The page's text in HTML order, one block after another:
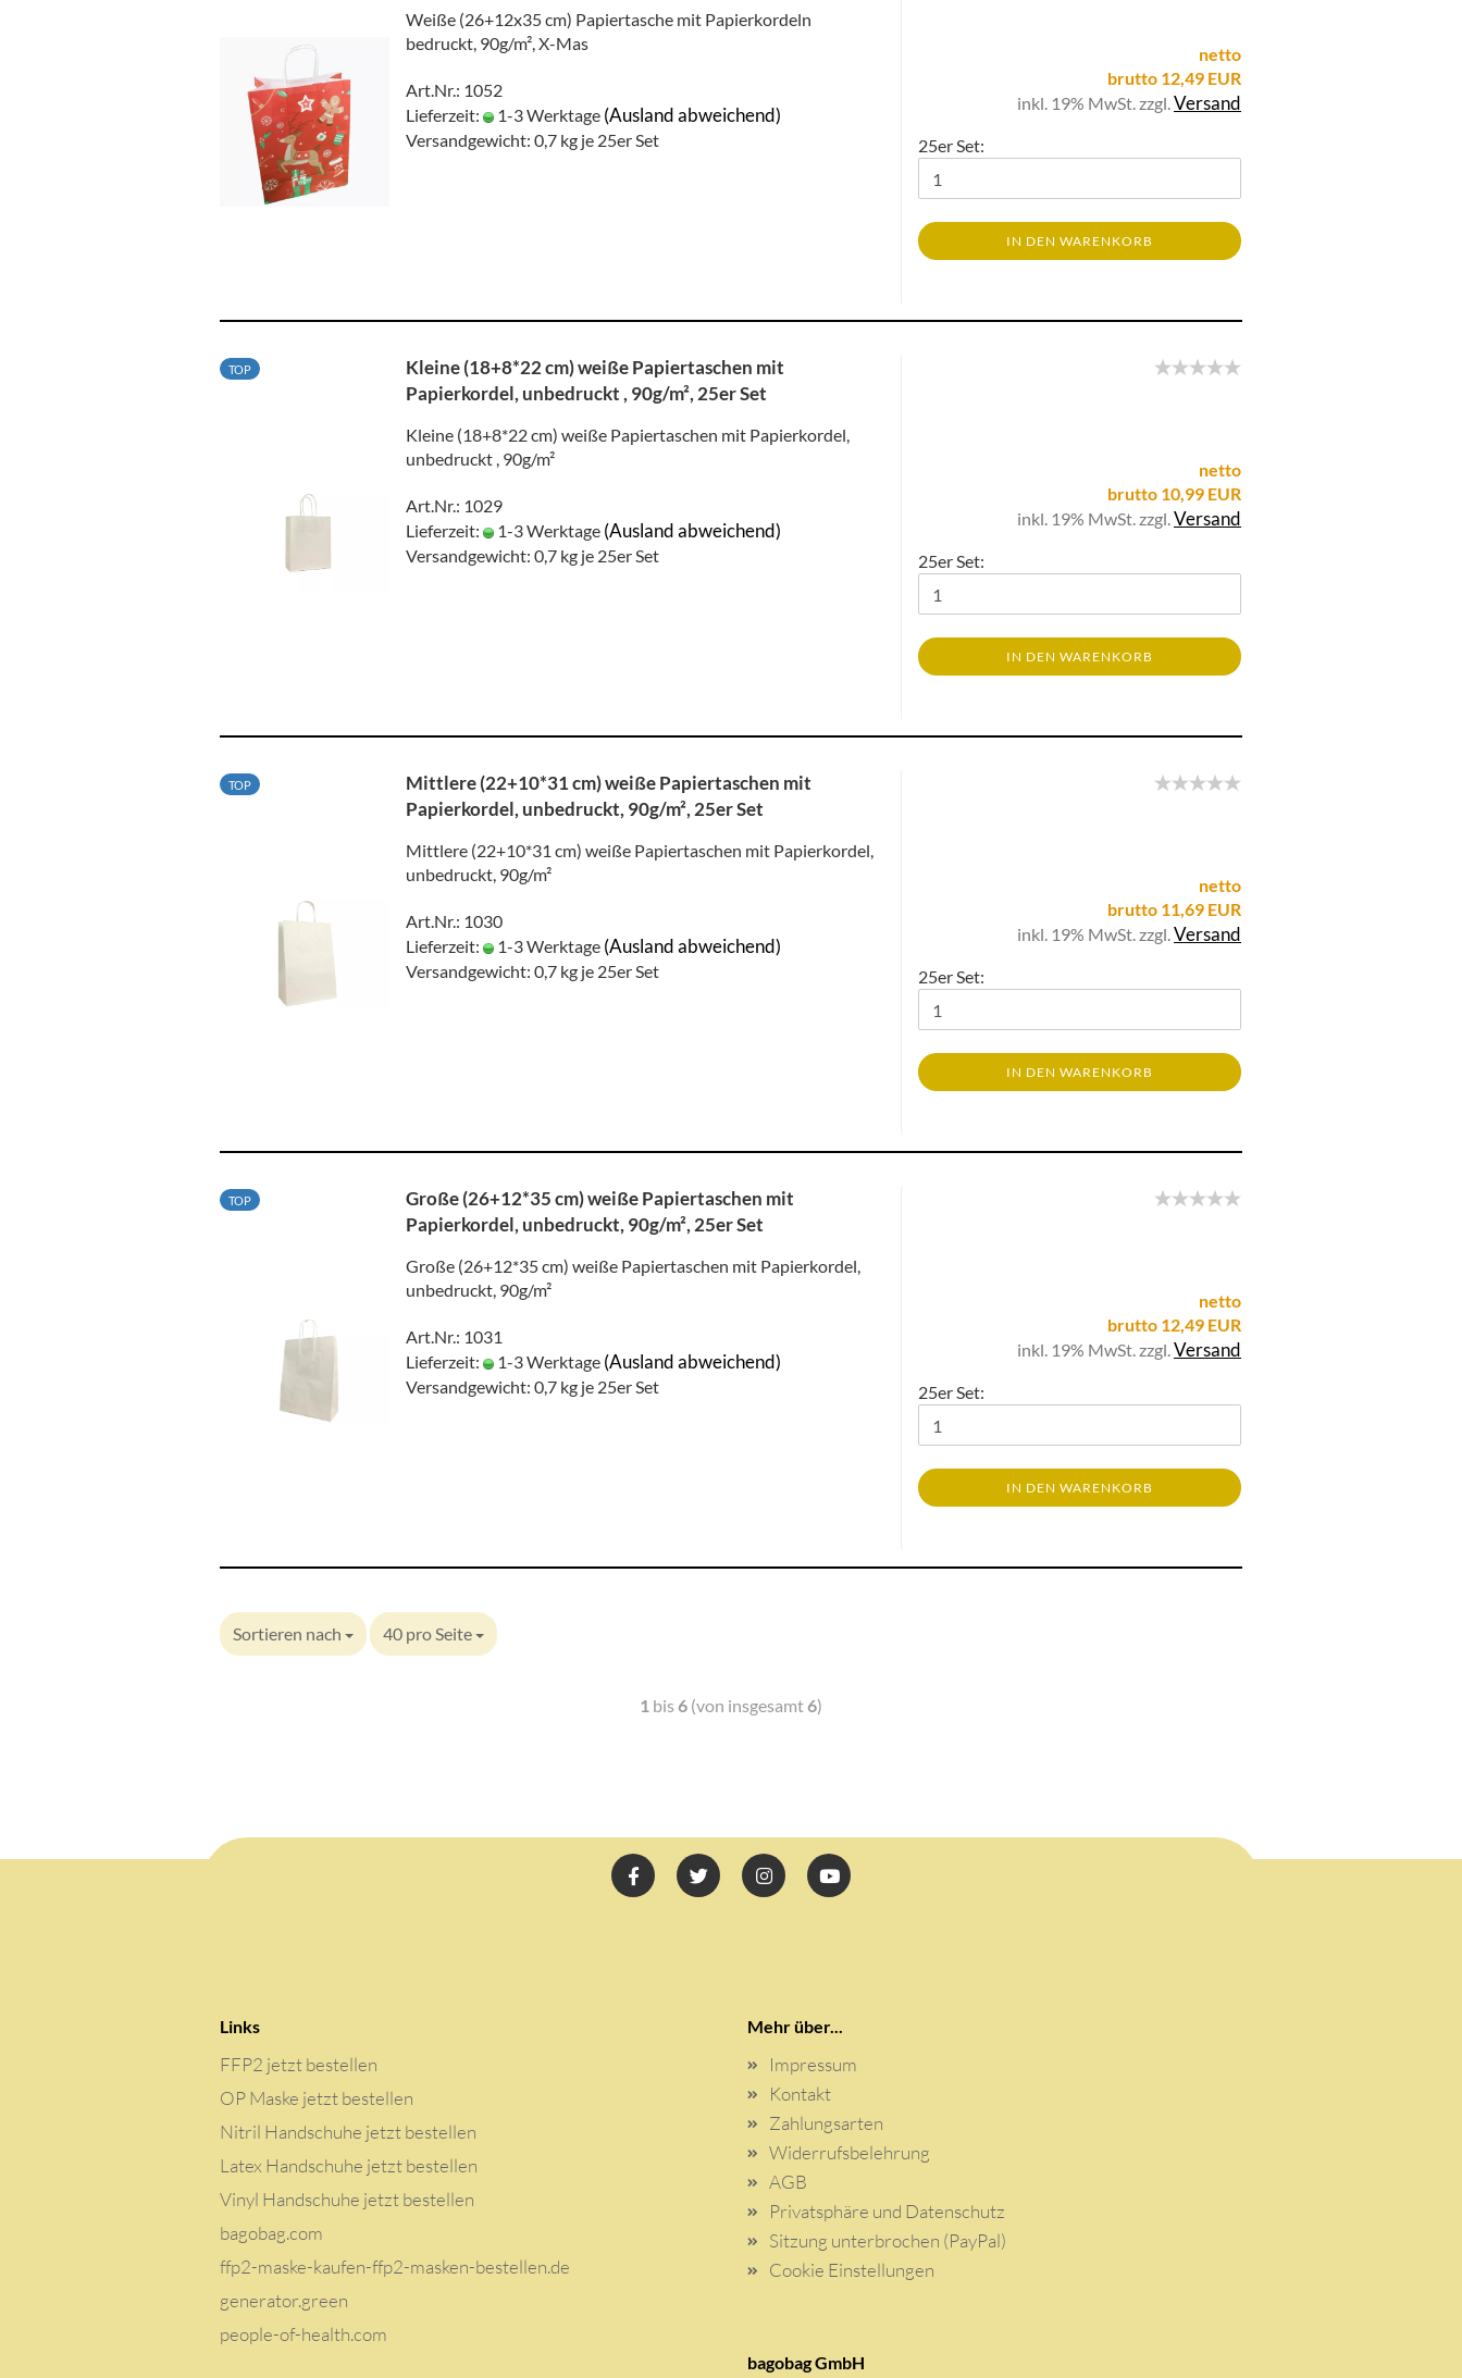
Weiße (26+12x35 cm) Papiertasche mit Papierkordeln
bedruckt, 90g/m², X-Mas
Art.Nr.: 1052
Lieferzeit:
1-3 Werktage (Ausland abweichend)
Versandgewicht: 0,7 kg je 25er Set
netto
brutto 12,49 EUR
inkl. 19% MwSt. zzgl.Versand
25er Set:
IN DEN WARENKORB
TOP
Kleine (18+8*22 cm) weiße Papiertaschen mit
Papierkordel, unbedruckt , 90g/m², 25er Set
Kleine (18+8*22 cm) weiße Papiertaschen mit Papierkordel,
unbedruckt , 90g/m²
Art.Nr.: 1029
Lieferzeit:
1-3 Werktage (Ausland abweichend)
Versandgewicht: 0,7 kg je 25er Set
netto
brutto 10,99 EUR
inkl. 19% MwSt. zzgl.Versand
25er Set:
IN DEN WARENKORB
TOP
Mittlere (22+10*31 cm) weiße Papiertaschen mit
Papierkordel, unbedruckt, 90g/m², 25er Set
Mittlere (22+10*31 cm) weiße Papiertaschen mit Papierkordel,
unbedruckt, 90g/m²
Art.Nr.: 1030
Lieferzeit:
1-3 Werktage (Ausland abweichend)
Versandgewicht: 0,7 kg je 25er Set
netto
brutto 11,69 EUR
inkl. 19% MwSt. zzgl.Versand
25er Set:
IN DEN WARENKORB
TOP
Große (26+12*35 cm) weiße Papiertaschen mit
Papierkordel, unbedruckt, 90g/m², 25er Set
Große (26+12*35 cm) weiße Papiertaschen mit Papierkordel,
unbedruckt, 90g/m²
Art.Nr.: 1031
Lieferzeit:
1-3 Werktage (Ausland abweichend)
Versandgewicht: 0,7 kg je 25er Set
netto
brutto 12,49 EUR
inkl. 19% MwSt. zzgl.Versand
25er Set:
IN DEN WARENKORB
Sortieren nach 40 pro Seite
1 bis 6 (von insgesamt6)
Links
FFP2 jetzt bestellen
OP Maske jetzt bestellen
Nitril Handschuhe jetzt bestellen
Latex Handschuhe jetzt bestellen
Vinyl Handschuhe jetzt bestellen
bagobag.com
ffp2-maske-kaufen-ffp2-masken-bestellen.de
generator.green
people-of-health.com
Mehr über...
Impressum
Kontakt
Zahlungsarten
Widerrufsbelehrung
AGB
Privatsphäre und Datenschutz
Sitzung unterbrochen (PayPal)
Cookie Einstellungen
bagobag GmbH